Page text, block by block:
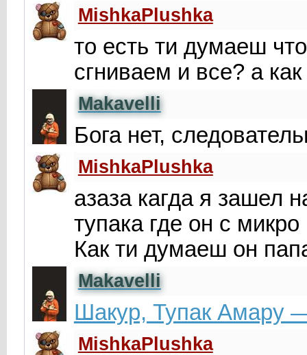
MishkaPlushka
то есть ти думаеш
сгниваем и все? а
Makavelli
Бога нет,
MishkaPlushka
азаза кагда я зашел
тупака где он с
Как ти думаеш он
Makavelli
Шакур, Тупак Амару
MishkaPlushka